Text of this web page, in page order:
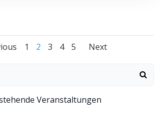
Posts
Page
1 Page
2 Page
3 Page
4 Page
5
Posts
Next
Veranstaltungen